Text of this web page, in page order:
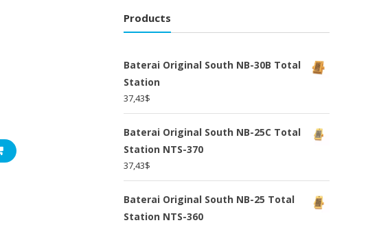
Products
Baterai Original South NB-30B Total
Station
37,43$
Baterai Original South NB-25C Total
Station NTS-370
37,43$
Baterai Original South NB-25 Total
Station NTS-360